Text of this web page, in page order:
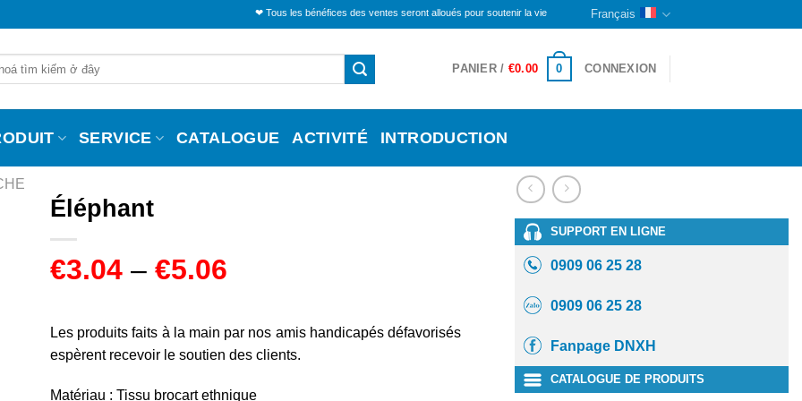
❤ Tous les bénéfices des ventes seront alloués pour soutenir la vie des personnes handicapées et des orphelins ici. La partie restante
Français
PANIER / €0.00 0 CONNEXION
SERVICE CATALOGUE ACTIVITÉ INTRODUCTION
Éléphant
€3.04 – €5.06
Les produits faits à la main par nos amis handicapés défavorisés
espèrent recevoir le soutien des clients.
Matériau : Tissu brocart ethnique
SUPPORT EN LIGNE
0909 06 25 28
0909 06 25 28
Fanpage DNXH
CATALOGUE DE PRODUITS